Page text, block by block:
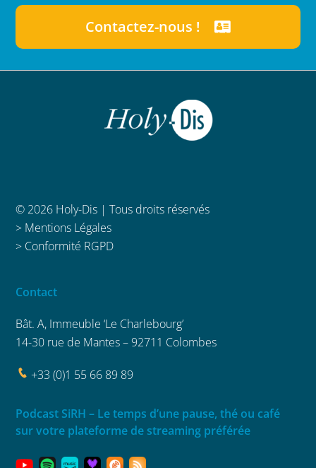
Contactez-nous !
© 2026 Holy-Dis | Tous droits réservés
> Mentions Légales
> Conformité RGPD
Contact
Bât. A, Immeuble ‘Le Charlebourg’
14-30 rue de Mantes – 92711 Colombes
+33 (0)1 55 66 89 89
Podcast SiRH – Le temps d’une pause, thé ou café
sur votre plateforme de streaming préférée